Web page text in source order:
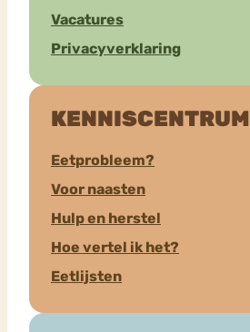
Vacatures
Privacyverklaring
KENNISCENTRUM
Eetprobleem?
Voor naasten
Hulp en herstel
Hoe vertel ik het?
Eetlijsten